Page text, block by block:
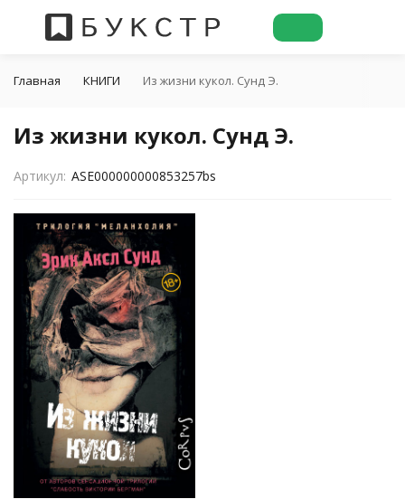
Главная КНИГИ Из жизни кукол. Сунд Э.
Из жизни кукол. Сунд Э.
Артикул: ASE000000000853257bs